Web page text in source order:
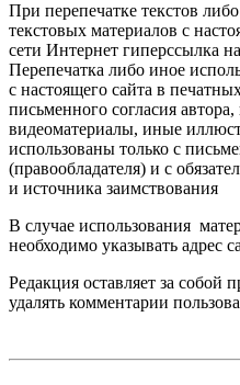
При перепечатке текстов
текстовых материалов с
сети Интернет гиперссылка
Перепечатка либо иное
с настоящего сайта в
письменного согласия
видеоматериалы, иные
использованы только с
(правообладателя) и с
и источника заимствования
В случае использования
необходимо указывать адрес
Редакция оставляет за собой
удалять комментарии